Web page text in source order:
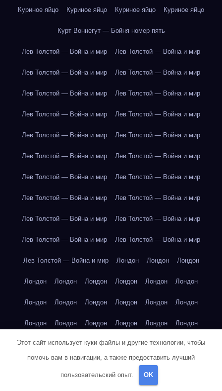
Куриное яйцо Куриное яйцо Куриное яйцо Куриное яйцо
Курт Воннегут — Бойня номер пять
Лев Толстой — Война и мир Лев Толстой — Война и мир
Лев Толстой — Война и мир Лев Толстой — Война и мир
Лев Толстой — Война и мир Лев Толстой — Война и мир
Лев Толстой — Война и мир Лев Толстой — Война и мир
Лев Толстой — Война и мир Лев Толстой — Война и мир
Лев Толстой — Война и мир Лев Толстой — Война и мир
Лев Толстой — Война и мир Лев Толстой — Война и мир
Лев Толстой — Война и мир Лев Толстой — Война и мир
Лев Толстой — Война и мир Лев Толстой — Война и мир
Лев Толстой — Война и мир Лев Толстой — Война и мир
Лев Толстой — Война и мир Лондон Лондон Лондон
Лондон Лондон Лондон Лондон Лондон Лондон
Лондон Лондон Лондон Лондон Лондон Лондон
Лондон Лондон Лондон Лондон Лондон Лондон
Лондон Лондон Лондон Лондон Лос-Анджелес
Лос-Анджелес
Лос-Анджелес
Этот сайт использует куки-файлы и другие технологии, чтобы
помочь вам в навигации, а также предоставить лучший
пользовательский опыт. OK